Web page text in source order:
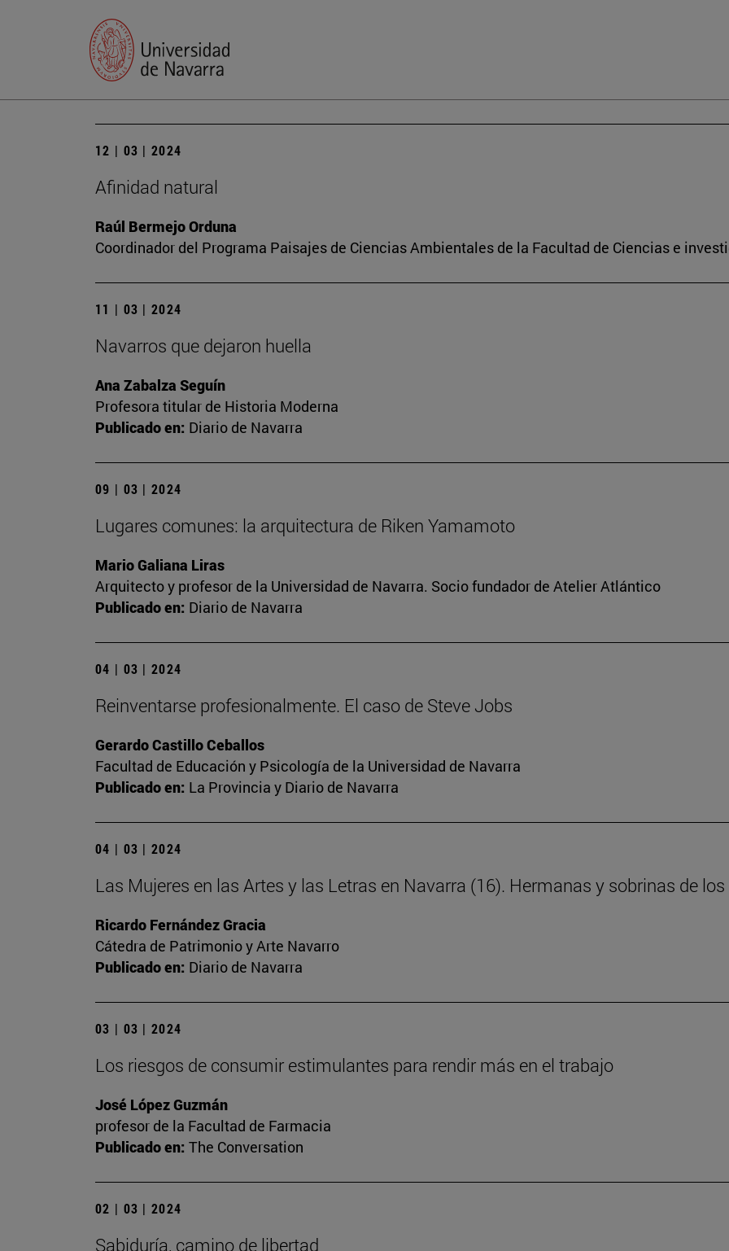
12 | 03 | 2024
Afinidad natural
Raúl Bermejo Orduna
Coordinador del Programa Paisajes de Ciencias Ambientales de la Facultad de Ciencias e
11 | 03 | 2024
Navarros que dejaron huella
Ana Zabalza Seguín
Profesora titular de Historia Moderna
Publicado en: Diario de Navarra
09 | 03 | 2024
Lugares comunes: la arquitectura de Riken Yamamoto
Mario Galiana Liras
Arquitecto y profesor de la Universidad de Navarra. Socio fundador de Atelier Atlántico
Publicado en: Diario de Navarra
04 | 03 | 2024
Reinventarse profesionalmente. El caso de Steve Jobs
Gerardo Castillo Ceballos
Facultad de Educación y Psicología de la Universidad de Navarra
Publicado en: La Provincia y Diario de Navarra
04 | 03 | 2024
Las Mujeres en las Artes y las Letras en Navarra (16). Hermanas y sobrinas de
Ricardo Fernández Gracia
Cátedra de Patrimonio y Arte Navarro
Publicado en: Diario de Navarra
03 | 03 | 2024
Los riesgos de consumir estimulantes para rendir más en el trabajo
José López Guzmán
profesor de la Facultad de Farmacia
Publicado en: The Conversation
02 | 03 | 2024
Sabiduría, camino de libertad